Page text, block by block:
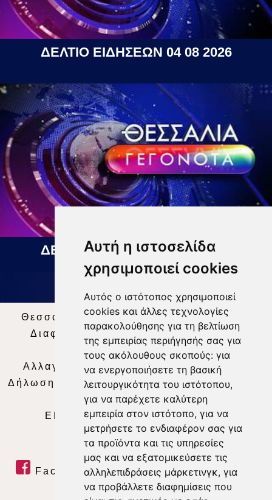
Αυτή η ιστοσελίδα
χρησιμοποιεί cookies
Αυτός ο ιστότοπος χρησιμοποιεί
cookies και άλλες τεχνολογίες
παρακολούθησης για τη βελτίωση
της εμπειρίας περιήγησής σας για
τους ακόλουθους σκοπούς: για
να ενεργοποιήσετε τη βασική
λειτουργικότητα του ιστότοπου,
για να παρέχετε καλύτερη
εμπειρία στον ιστότοπο, για να
μετρήσετε το ενδιαφέρον σας για
τα προϊόντα και τις υπηρεσίες
μας και να εξατομικεύσετε τις
αλληλεπιδράσεις μάρκετινγκ, για
να προβάλλετε διαφημίσεις που
ΔΕΛΤΙΟ ΕΙΔΗΣΕΩΝ 04 08 2026
ΔΕΛΤΙΟ ΕΙΔΗΣΕΩΝ 05 08 2026
Θεσσαλία Τηλεόραση|SNG Services
Διαφήμιση | Όροι Χρήσης |Δήλωση
Απορρήτου |
Περιεχόμενο
Αλλαγή Προτιμήσεων για τα Cookies
Δήλωση συμμόρφωσης με τη σύσταση (ΕΕ)
2018/334|Ταυτότητα
ΕΝΗΜΕΡΩΣΗ |WEB TV| LIVE
Facebook| Twitter | Youtube
RSS Feed